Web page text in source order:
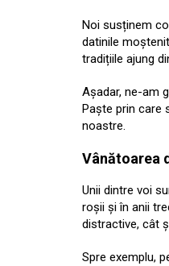
Noi susținem
datinile
tradițiile ajung
Așadar, ne-am
Paște prin care
noastre.
Vânătoarea
Unii dintre voi
roșii și în anii
distractive, cât
Spre exemplu,